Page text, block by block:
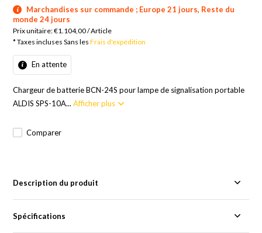
Marchandises sur commande ; Europe 21 jours, Reste du
monde 24 jours
Prix unitaire:€1.104,00/Article
* Taxes incluses Sans lesFrais d'expédition
En attente
Chargeur de batterie BCN-24S pour lampe de signalisation portable
ALDIS SPS-10A...Afficher plus
Comparer
Description du produit
Spécifications